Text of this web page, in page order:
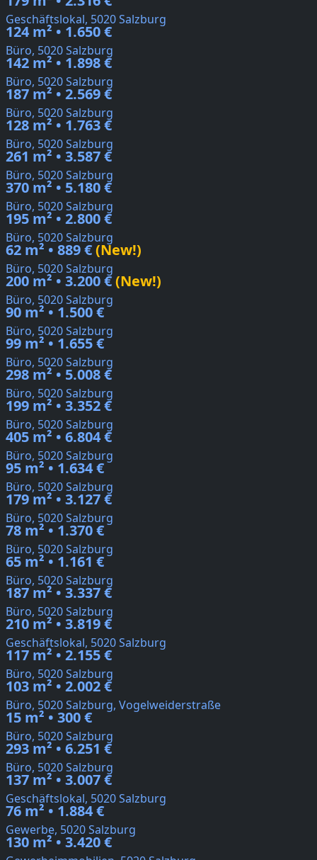
Geschäftslokal, 5020 Salzburg
124 m² • 1.650 €
Büro, 5020 Salzburg
142 m² • 1.898 €
Büro, 5020 Salzburg
187 m² • 2.569 €
Büro, 5020 Salzburg
128 m² • 1.763 €
Büro, 5020 Salzburg
261 m² • 3.587 €
Büro, 5020 Salzburg
370 m² • 5.180 €
Büro, 5020 Salzburg
195 m² • 2.800 €
Büro, 5020 Salzburg
62 m² • 889 €(New!)
Büro, 5020 Salzburg
200 m² • 3.200 €(New!)
Büro, 5020 Salzburg
90 m² • 1.500 €
Büro, 5020 Salzburg
99 m² • 1.655 €
Büro, 5020 Salzburg
298 m² • 5.008 €
Büro, 5020 Salzburg
199 m² • 3.352 €
Büro, 5020 Salzburg
405 m² • 6.804 €
Büro, 5020 Salzburg
95 m² • 1.634 €
Büro, 5020 Salzburg
179 m² • 3.127 €
Büro, 5020 Salzburg
78 m² • 1.370 €
Büro, 5020 Salzburg
65 m² • 1.161 €
Büro, 5020 Salzburg
187 m² • 3.337 €
Büro, 5020 Salzburg
210 m² • 3.819 €
Geschäftslokal, 5020 Salzburg
117 m² • 2.155 €
Büro, 5020 Salzburg
103 m² • 2.002 €
Büro, 5020 Salzburg, Vogelweiderstraße
15 m² • 300 €
Büro, 5020 Salzburg
293 m² • 6.251 €
Büro, 5020 Salzburg
137 m² • 3.007 €
Geschäftslokal, 5020 Salzburg
76 m² • 1.884 €
Gewerbe, 5020 Salzburg
130 m² • 3.420 €